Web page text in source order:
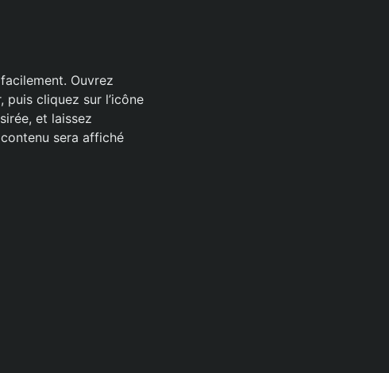
Ouvrez
cliquez sur l’icône
et laissez
sera affiché